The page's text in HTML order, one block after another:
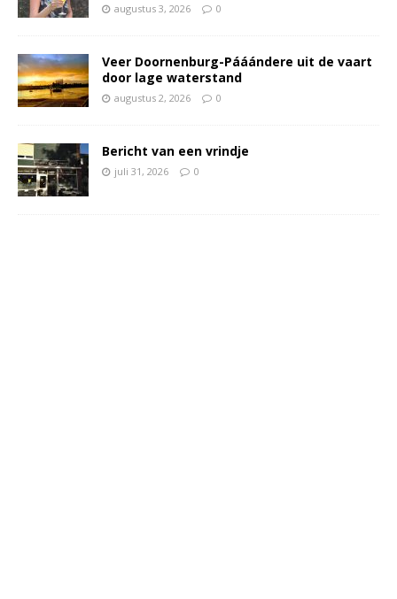
augustus 3, 2026 0
Veer Doornenburg-Pááándere uit de vaart
door lage waterstand
augustus 2, 2026 0
Bericht van een vrindje
juli 31, 2026 0